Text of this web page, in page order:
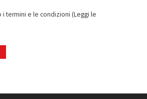
i termini e le condizioni (Leggi le